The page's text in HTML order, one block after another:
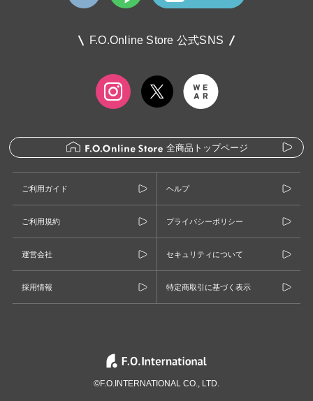
F.O.Online Store 公式SNS
全商品トップページ
ご利用ガイド ヘルプ
ご利用規約 プライバシーポリシー
運営会社 セキュリティについて
採用情報 特定商取引に基づく表示
©F.O.INTERNATIONAL CO., LTD.